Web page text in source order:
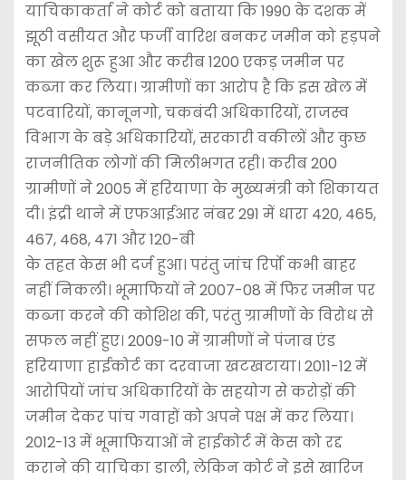
याचिकाकर्ता ने कोर्ट को बताया कि 1990 के दशक में
झूठी वसीयत और फर्जी वारिश बनकर जमीन को हड़पने
का खेल शुरू हुआ और करीब 1200 एकड़ जमीन पर
कब्जा कर लिया। ग्रामीणों का आरोप है कि इस खेल में
पटवारियों, कानूनगो, चकबंदी अधिकारियों, राजस्व
विभाग के बड़े अधिकारियों, सरकारी वकीलों और कुछ
राजनीतिक लोगों की मिलीभगत रही। करीब 200
ग्रामीणों ने 2005 में हरियाणा के मुख्यमंत्री को शिकायत
दी। इंद्री थाने में एफआईआर नंबर 291 में धारा 420, 465,
467, 468, 471 और 120-बी
के तहत केस भी दर्ज हुआ। परंतु जांच रिर्पो कभी बाहर
नहीं निकली। भूमाफियों ने 2007-08 में फिर जमीन पर
कब्जा करने की कोशिश की, परंतु ग्रामीणों के विरोध से
सफल नहीं हुए। 2009-10 में ग्रामीणों ने पंजाब एंड
हरियाणा हाईकोर्ट का दरवाजा खटखटाया। 2011-12 में
आरोपियों जांच अधिकारियों के सहयोग से करोड़ों की
जमीन देकर पांच गवाहों को अपने पक्ष में कर लिया।
2012-13 में भूमाफियाओं ने हाईकोर्ट में केस को रद्द
कराने की याचिका डाली, लेकिन कोर्ट ने इसे खारिज